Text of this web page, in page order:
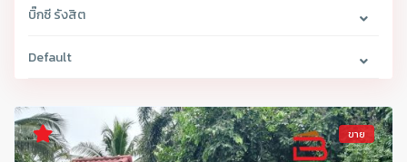
บิ๊กซี รังสิต
Default
ขาย